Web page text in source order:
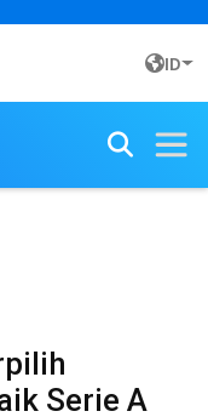
ID
Serie A